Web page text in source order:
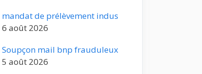
mandat de prélèvement indus
6 août 2026
Soupçon mail bnp frauduleux
5 août 2026